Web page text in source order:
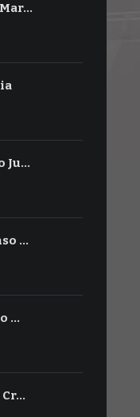
Ju…
…
…
Cr…